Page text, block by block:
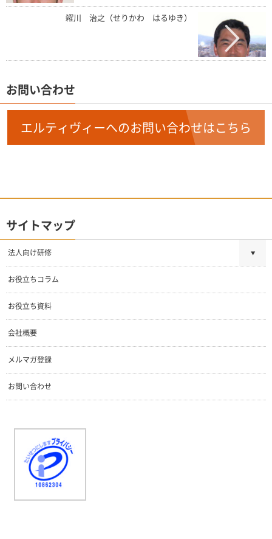
糴川 治之（せりかわ はるゆき）
お問い合わせ
エルティヴィーへのお問い合わせはこちら
サイトマップ
法人向け研修
お役立ちコラム
お役立ち資料
会社概要
メルマガ登録
お問い合わせ